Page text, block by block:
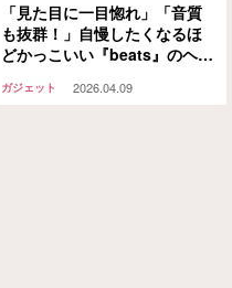
「見た目に一目惚れ」「音質
も抜群！」自慢したくなるほ
どかっこいい『beats』のヘッ
整ってる！
ガジェット 2026.04.09